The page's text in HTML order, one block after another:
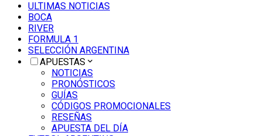
ULTIMAS NOTICIAS
BOCA
RIVER
FORMULA 1
SELECCIÓN ARGENTINA
APUESTAS
NOTICIAS
PRONÓSTICOS
GUÍAS
CÓDIGOS PROMOCIONALES
RESEÑAS
APUESTA DEL DÍA